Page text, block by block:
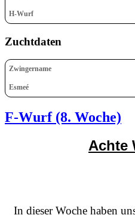
H-Wurf
Zuchtdaten
Zwingername
Esmeé
F-Wurf (8. Woche)
Achte
In dieser Woche haben